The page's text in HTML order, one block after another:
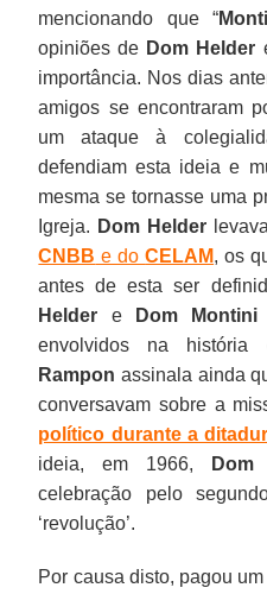
mencionando que “
opiniões de Dom Helder
importância. Nos dias
amigos se encontraram
um ataque à
defendiam esta ideia e
mesma se tornasse uma
Igreja. Dom Helder
CNBB e doCELAM, os
antes de esta ser
Helder e Dom Montini
envolvidos na história
Rampon assinala ainda
conversavam sobre a
político durante a
ideia, em 1966,
Dom
celebração pelo
‘revolução’.
Por causa disto, pagou